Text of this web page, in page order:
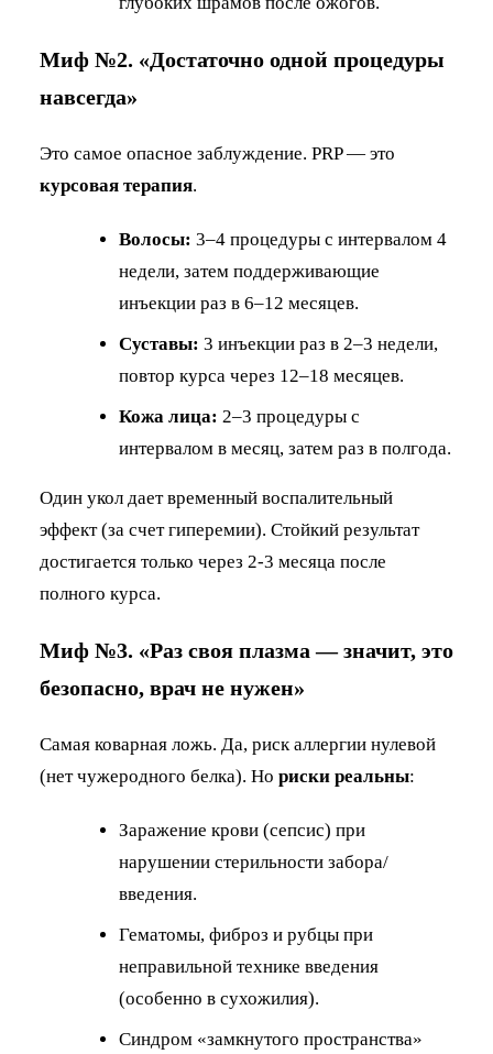
Миф №2. «Достаточно одной процедуры
навсегда»
Это самое опасное заблуждение. PRP — это
курсовая терапия.
Волосы: 3–4 процедуры с интервалом 4
недели, затем поддерживающие
инъекции раз в 6–12 месяцев.
Суставы: 3 инъекции раз в 2–3 недели,
повтор курса через 12–18 месяцев.
Кожа лица: 2–3 процедуры с
интервалом в месяц, затем раз в полгода.
Один укол дает временный воспалительный
эффект (за счет гиперемии). Стойкий результат
достигается только через 2-3 месяца после
полного курса.
Миф №3. «Раз своя плазма — значит, это
безопасно, врач не нужен»
Самая коварная ложь. Да, риск аллергии нулевой
(нет чужеродного белка). Но риски реальны:
Заражение крови (сепсис) при
нарушении стерильности забора/
введения.
Гематомы, фиброз и рубцы при
неправильной технике введения
(особенно в сухожилия).
Синдром «замкнутого пространства»